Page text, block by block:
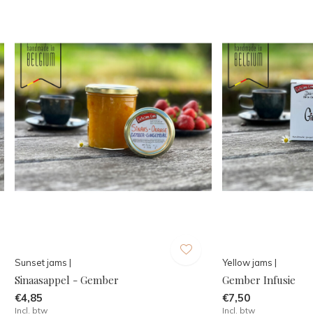
Sunset jams |
Sinaasappel - Gember
€4,85
Incl. btw
Yellow jams |
Gember Infusie
€7,50
Incl. btw